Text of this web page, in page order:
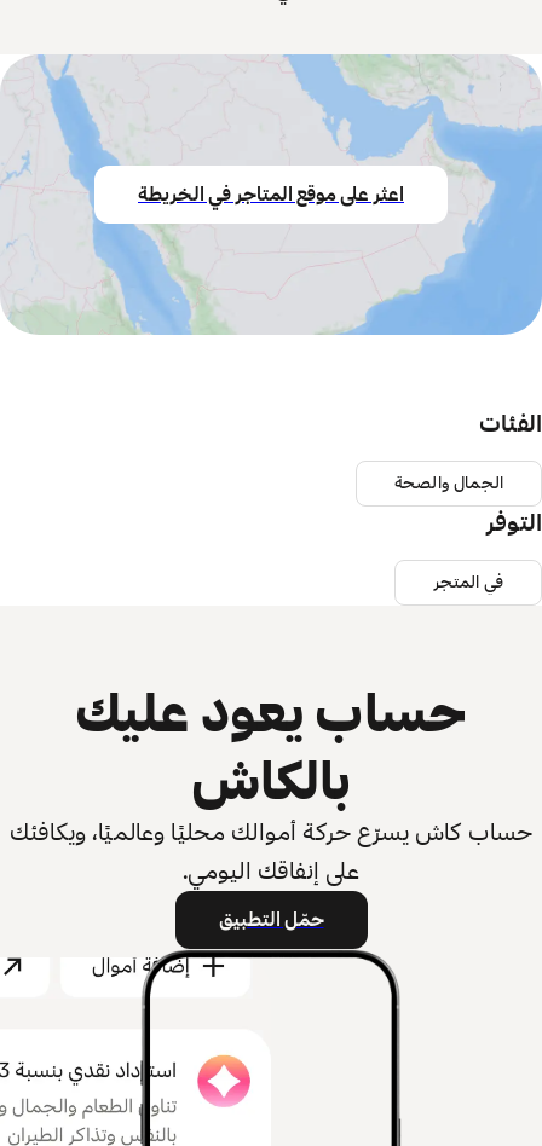
اعثر على موقع المتاجر في الخريطة
الفئات
الجمال والصحة
التوفر
في المتجر
حساب يعود عليك
بالكاش
حساب كاش يسرّع حركة أموالك محليًا وعالميًا، ويكافئك
على إنفاقك اليومي.
حمّل التطبيق